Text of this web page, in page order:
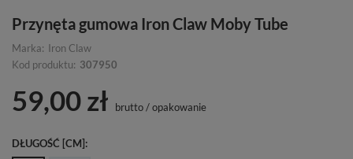
Przynęta gumowa Iron Claw Moby Tube
Marka: Iron Claw
Kod produktu: 307950
59,00 zł brutto/opakowanie
DŁUGOŚĆ [CM]